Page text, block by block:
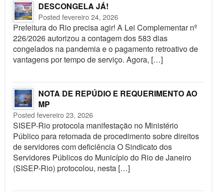
DESCONGELA JÁ!
Posted fevereiro 24, 2026
Prefeitura do Rio precisa agir! A Lei Complementar nº
226/2026 autorizou a contagem dos 583 dias
congelados na pandemia e o pagamento retroativo de
vantagens por tempo de serviço. Agora, […]
NOTA DE REPÚDIO E REQUERIMENTO AO
MP
Posted fevereiro 23, 2026
SISEP-Rio protocola manifestação no Ministério
Público para retomada de procedimento sobre direitos
de servidores com deficiência O Sindicato dos
Servidores Públicos do Município do Rio de Janeiro
(SISEP-Rio) protocolou, nesta […]